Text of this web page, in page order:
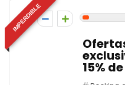
IMPERDIBLE
2
15%